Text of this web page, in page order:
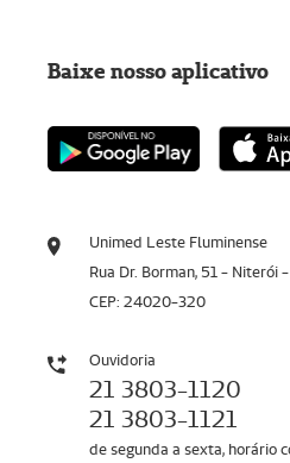
Unimed Leste Fluminense
Rua Dr. Borman, 51 - Niterói -
CEP: 24020-320
Ouvidoria
21 3803-1120
21 3803-1121
de segunda a sexta, horário
Baixe nosso aplicativo